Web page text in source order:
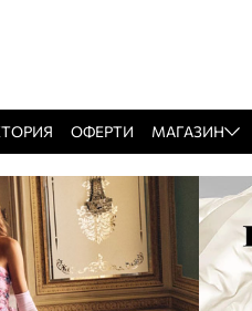
ОФЕРТИ МАГАЗИН